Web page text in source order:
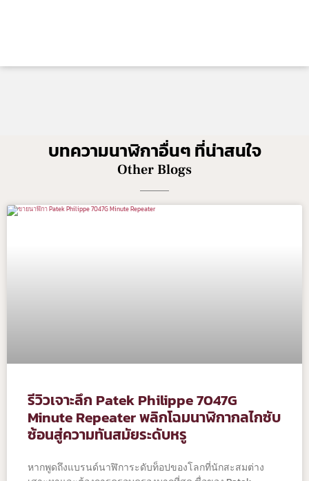
บทความนาฬิกาอื่นๆ ที่น่าสนใจ
Other Blogs
รีวิวเจาะลึก Patek Philippe 7047G
Minute Repeater พลิกโฉมนาฬิกากลไกซับ
ซ้อนสู่ความทันสมัยระดับหรู
หากพูดถึงแบรนด์นาฬิการะดับท็อปของโลกที่นักสะสมต่าง